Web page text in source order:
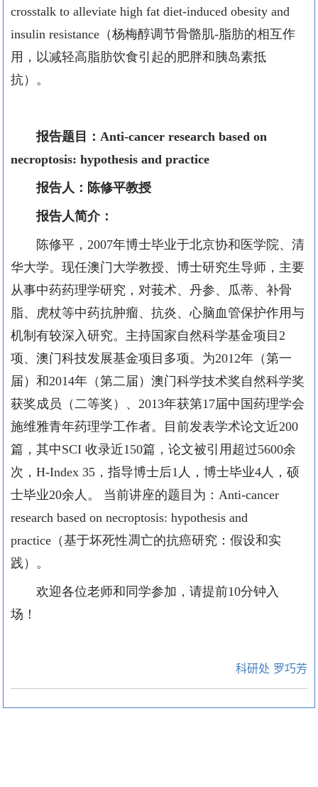
crosstalk to alleviate high fat diet-induced obesity and
insulin resistance （杨梅醇调节骨骼肌-脂肪的相互作
用，以减轻高脂肪饮食引起的肥胖和胰岛素抵
抗）。
报告题目： Anti-cancer research based on
necroptosis: hypothesis and practice
报告人：陈修平教授
报告人简介：
陈修平， 2007年博士毕业于北京协和医学院、清
华大学。现任澳门大学教授、博士研究生导师，主要
从事中药药理学研究，对莪术、丹参、瓜蒂、补骨
脂、虎杖等中药抗肿瘤、抗炎、心脑血管保护作用与
机制有较深入研究。主持国家自然科学基金项目 2
项、澳门科技发展基金项目多项。为2012年（第一
届）和2014年（第二届）澳门科学技术奖自然科学奖
获奖成员（二等奖）、 2013年获第17届中国药理学会
施维雅青年药理学工作者。目前发表学术论文近200
篇，其中SCI 收录近150篇，论文被引用超过5600余
次， H-Index 35 ，指导博士后1 人，博士毕业4 人，硕
士毕业20余人。 当前讲座的题目为： Anti-cancer
research based on necroptosis: hypothesis and
practice （基于坏死性凋亡的抗癌研究：假设和实
践）。
欢迎各位老师和同学参加，请提前10分钟入
场！
科研处 罗巧芳